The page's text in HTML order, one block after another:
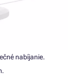
nabíjanie.